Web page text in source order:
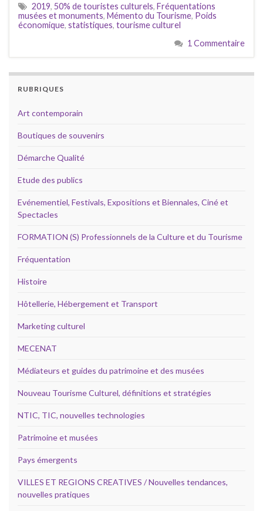
2019, 50% de touristes culturels, Fréquentations
musées et monuments, Mémento du Tourisme, Poids
économique, statistiques, tourisme culturel
1 Commentaire
RUBRIQUES
Art contemporain
Boutiques de souvenirs
Démarche Qualité
Etude des publics
Evénementiel, Festivals, Expositions et Biennales, Ciné et
Spectacles
FORMATION (S) Professionnels de la Culture et du Tourisme
Fréquentation
Histoire
Hôtellerie, Hébergement et Transport
Marketing culturel
MECENAT
Médiateurs et guides du patrimoine et des musées
Nouveau Tourisme Culturel, définitions et stratégies
NTIC, TIC, nouvelles technologies
Patrimoine et musées
Pays émergents
VILLES ET REGIONS CREATIVES / Nouvelles tendances,
nouvelles pratiques